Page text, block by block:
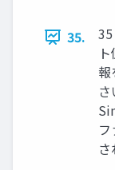
35.
さ